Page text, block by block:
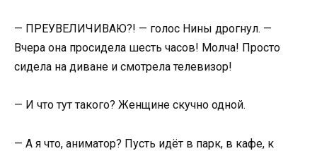
— ПРЕУВЕЛИЧИВАЮ?! — голос Нины дрогнул. —
Вчера она просидела шесть часов! Молча! Просто
сидела на диване и смотрела телевизор!
— И что тут такого? Женщине скучно одной.
— А я что, аниматор? Пусть идёт в парк, в кафе, к